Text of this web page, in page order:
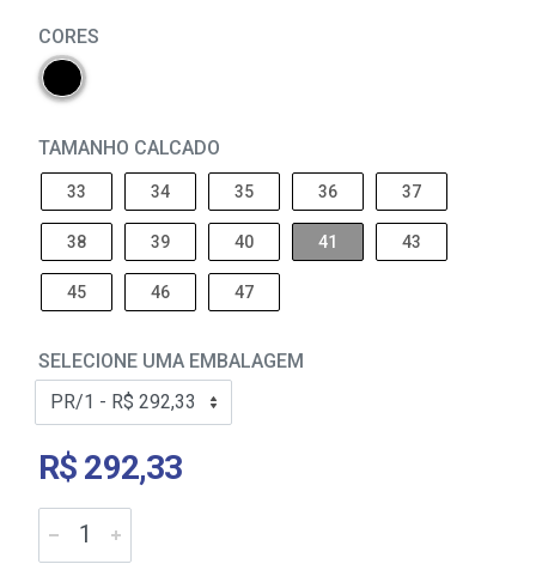
CORES
TAMANHO CALCADO
33 34 35 36 37
38 39 40 41 43
45 46 47
SELECIONE UMA EMBALAGEM
R$ 292,33